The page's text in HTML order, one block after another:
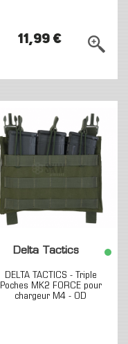
11,99 €
Delta Tactics
DELTA TACTICS - Triple
Poches MK2 FORCE pour
chargeur M4 - OD